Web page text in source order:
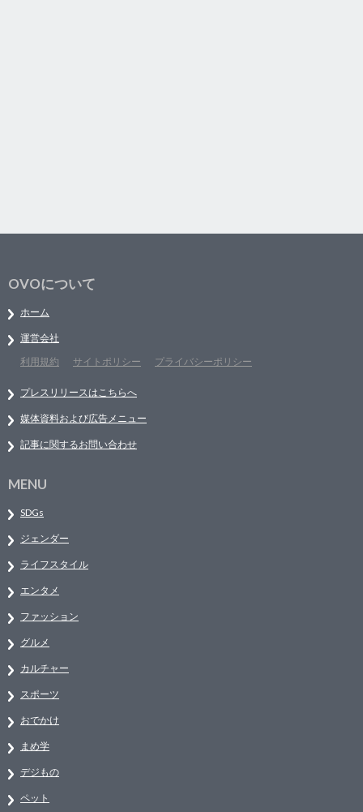
OVOについて
ホーム
運営会社
利用規約
サイトポリシー プライバシーポリシー
プレスリリースはこちらへ
媒体資料および広告メニュー
記事に関するお問い合わせ
MENU
SDGs
ジェンダー
ライフスタイル
エンタメ
ファッション
グルメ
カルチャー
スポーツ
おでかけ
まめ学
デジもの
ペット